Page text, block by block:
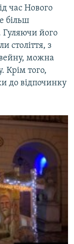
час Нового
більш
Гуляючи його
століття, з
можна
Крім того,
до відпочинку